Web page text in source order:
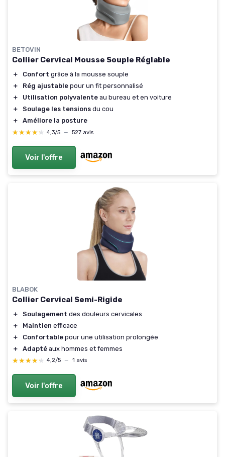
BETOVIN
Collier Cervical Mousse Souple Réglable
＋ Confort grâce à la mousse souple
＋
Rég ajustable pour un fit personnalisé
＋
Utilisation polyvalente au bureau et en voiture
＋
Soulage les tensions du cou
＋
Améliore la posture
★★★★★
★★★★★ 4,3/5 — 527 avis
Voir l'offre
BLABOK
Collier Cervical Semi-Rigide
＋ Soulagement des douleurs cervicales
＋
Maintien efficace
＋
Confortable pour une utilisation prolongée
＋
Adapté aux hommes et femmes
★★★★★
★★★★★ 4,2/5 — 1 avis
Voir l'offre